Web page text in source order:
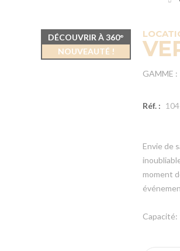
GAMME :
Réf. :
Envie de
moment
Capacité:
DÉCOUVRIR À 360°
NOUVEAUTÉ !